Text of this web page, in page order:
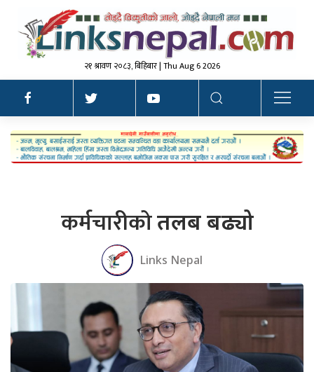
२१ श्रावण २०८३, बिहिबार | Thu Aug 6 2026
कर्मचारीकोतलब बढ्यो
Links Nepal